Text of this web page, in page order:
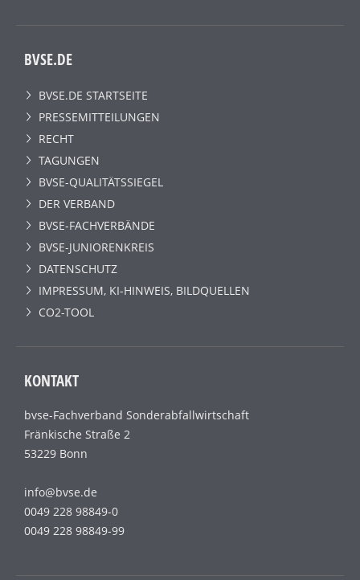
BVSE.DE
BVSE.DE STARTSEITE
PRESSEMITTEILUNGEN
RECHT
TAGUNGEN
BVSE-QUALITÄTSSIEGEL
DER VERBAND
BVSE-FACHVERBÄNDE
BVSE-JUNIORENKREIS
DATENSCHUTZ
IMPRESSUM, KI-HINWEIS, BILDQUELLEN
CO2-TOOL
KONTAKT
bvse-Fachverband Sonderabfallwirtschaft
Fränkische Straße 2
53229 Bonn
info@bvse.de
0049 228 98849-0
0049 228 98849-99